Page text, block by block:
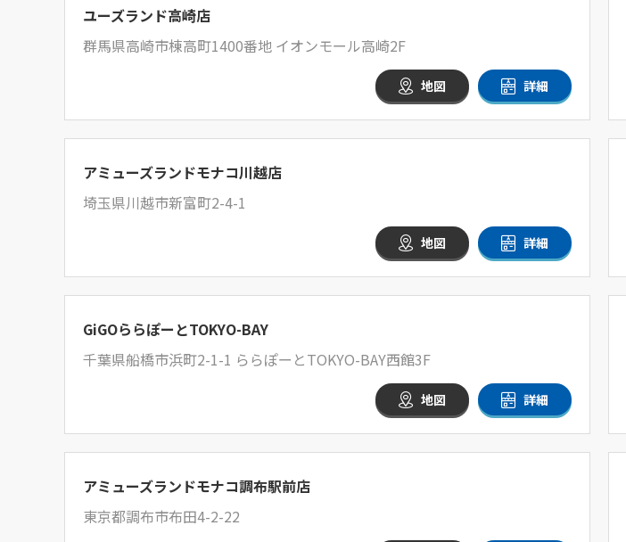
ユーズランド高崎店
群馬県高崎市棟高町1400番地 イオンモール高崎2F
地図 詳細
アミューズランドモナコ川越店
埼玉県川越市新富町2-4-1
地図 詳細
GiGOららぽーとTOKYO-BAY
千葉県船橋市浜町2-1-1 ららぽーとTOKYO-BAY西館3F
地図 詳細
アミューズランドモナコ調布駅前店
東京都調布市布田4-2-22